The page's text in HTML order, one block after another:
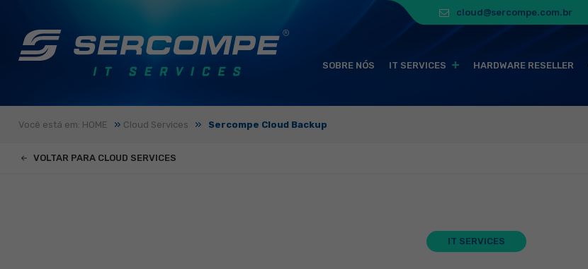
cloud@sercompe.com.br
SOBRE NÓS IT SERVICES HARDWARE RESELLER
Você está em: HOME » Cloud Services » Sercompe Cloud Backup
VOLTAR PARA CLOUD SERVICES
IT SERVICES